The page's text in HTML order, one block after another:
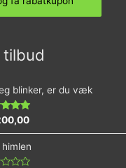
tilbud
blinker, er du væk
ud af 5